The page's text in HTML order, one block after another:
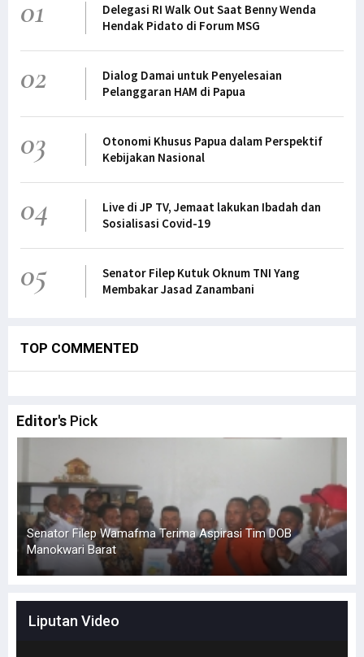
01
Delegasi RI Walk Out Saat Benny Wenda
Hendak Pidato di Forum MSG
02
Dialog Damai untuk Penyelesaian
Pelanggaran HAM di Papua
03
Otonomi Khusus Papua dalam Perspektif
Kebijakan Nasional
04
Live di JP TV, Jemaat lakukan Ibadah dan
Sosialisasi Covid-19
05
Senator Filep Kutuk Oknum TNI Yang
Membakar Jasad Zanambani
TOP COMMENTED
Editor's Pick
Senator Filep Wamafma Terima Aspirasi Tim DOB
Manokwari Barat
Liputan Video